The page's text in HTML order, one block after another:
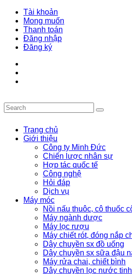
Tài khoản
Mong muốn
Thanh toán
Đăng nhập
Đăng ký
Trang chủ
Giới thiệu
Công ty Minh Đức
Chiến lược nhân sự
Hợp tác quốc tế
Công nghệ
Hỏi đáp
Dịch vụ
Máy móc
Nồi nấu thuôc, cô thuốc
Máy ngành dược
Máy lọc rượu
Máy chiết rót, đóng nắp
Dây chuyền sx đồ uống
Dây chuyền sx sữa đậu
Máy rửa chai, chiết bình
Dây chuyền lọc nước